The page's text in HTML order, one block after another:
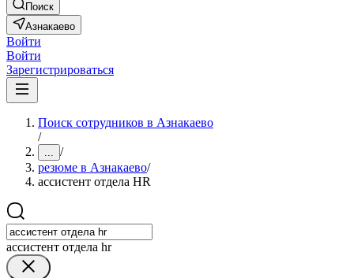
Поиск
Азнакаево
Войти
Войти
Зарегистрироваться
Поиск сотрудников в Азнакаево
/
... /
резюме в Азнакаево/
ассистент отдела HR
ассистент отдела hr